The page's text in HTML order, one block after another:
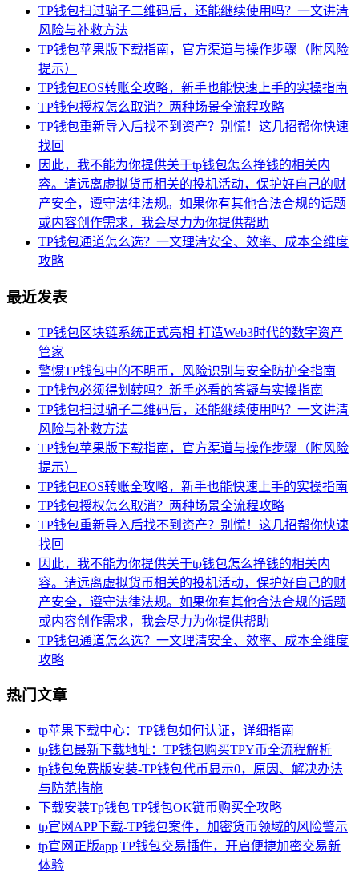
TP钱包扫过骗子二维码后，还能继续使用吗？一文讲清
风险与补救方法
TP钱包苹果版下载指南，官方渠道与操作步骤（附风险
提示）
TP钱包EOS转账全攻略，新手也能快速上手的实操指南
TP钱包授权怎么取消？两种场景全流程攻略
TP钱包重新导入后找不到资产？别慌！这几招帮你快速
找回
因此，我不能为你提供关于tp钱包怎么挣钱的相关内
容。请远离虚拟货币相关的投机活动，保护好自己的财
产安全，遵守法律法规。如果你有其他合法合规的话题
或内容创作需求，我会尽力为你提供帮助
TP钱包通道怎么选？一文理清安全、效率、成本全维度
攻略
最近发表
TP钱包区块链系统正式亮相 打造Web3时代的数字资产
管家
警惕TP钱包中的不明币，风险识别与安全防护全指南
TP钱包必须得划转吗？新手必看的答疑与实操指南
TP钱包扫过骗子二维码后，还能继续使用吗？一文讲清
风险与补救方法
TP钱包苹果版下载指南，官方渠道与操作步骤（附风险
提示）
TP钱包EOS转账全攻略，新手也能快速上手的实操指南
TP钱包授权怎么取消？两种场景全流程攻略
TP钱包重新导入后找不到资产？别慌！这几招帮你快速
找回
因此，我不能为你提供关于tp钱包怎么挣钱的相关内
容。请远离虚拟货币相关的投机活动，保护好自己的财
产安全，遵守法律法规。如果你有其他合法合规的话题
或内容创作需求，我会尽力为你提供帮助
TP钱包通道怎么选？一文理清安全、效率、成本全维度
攻略
热门文章
tp苹果下载中心：TP钱包如何认证，详细指南
tp钱包最新下载地址：TP钱包购买TPY币全流程解析
tp钱包免费版安装-TP钱包代币显示0，原因、解决办法
与防范措施
下载安装Tp钱包|TP钱包OK链币购买全攻略
tp官网APP下载-TP钱包案件，加密货币领域的风险警示
tp官网正版app|TP钱包交易插件，开启便捷加密交易新
体验